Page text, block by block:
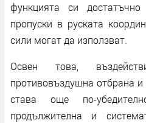
функцията си
пропуски в руската
сили могат да използват.
Освен това,
противовъздушна отбрана и
става още по-
продължителна и